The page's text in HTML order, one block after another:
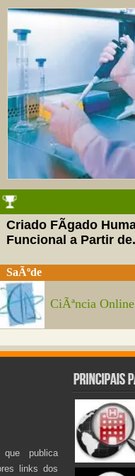
Criado FÃ­gado
Funcional a Partir
SaÃºde
CiÃªncia Online
publica
links dos